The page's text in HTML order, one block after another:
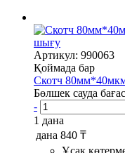
шығу
Артикул: 990063
Қоймада бар
Скотч
Бөлшек сауда
-
1 дана
дана 840 ₸